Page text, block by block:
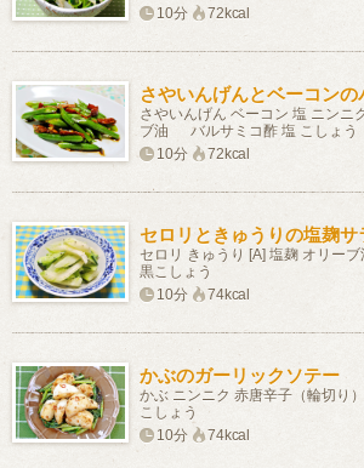
10分
72kcal
さやいんげんとベーコン
さやいんげん ベーコン 塩 ニンニ
ブ油 バルサミコ酢 塩 こしょう
10分
72kcal
セロリときゅうりの塩麹サ
セロリ きゅうり [A] 塩麹 オリー
黒こしょう
10分
74kcal
かぶのガーリックソテー
かぶ ニンニク 赤唐辛子（輪切り
こしょう
10分
74kcal